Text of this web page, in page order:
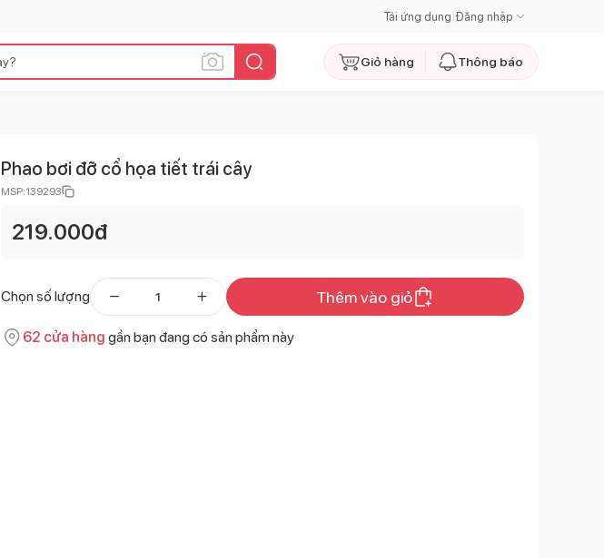
Tải ứng dụng Đăng nhập
Giỏ hàng Thông báo
Phao bơi đỡ cổ họa tiết trái cây
MSP:139293
219.000đ
Chọn số lượng Thêm vào giỏ
62 cửa hàng gần bạn đang có sản phẩm này